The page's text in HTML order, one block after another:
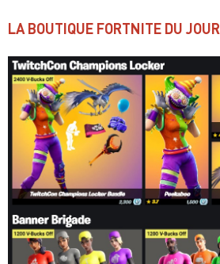
LA BOUTIQUE FORTNITE DU JOUR